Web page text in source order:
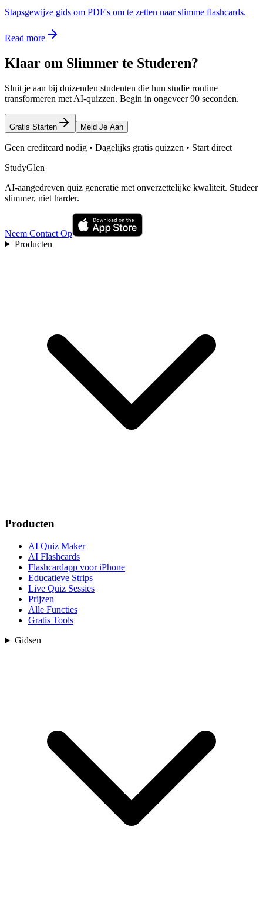
Stapsgewijze gids om PDF's om te zetten naar slimme flashcards.
Read more
Klaar om Slimmer te Studeren?
Sluit je aan bij duizenden studenten die hun studie routine
transformeren met AI-quizzen. Begin in ongeveer 90 seconden.
Gratis Starten Meld Je Aan
Geen creditcard nodig • Dagelijks gratis quizzen • Start direct
StudyGlen
AI-aangedreven quiz generatie met onverzettelijke kwaliteit. Studeer
slimmer, niet harder.
Neem Contact Op
Producten
Producten
AI Quiz Maker
AI Flashcards
Flashcardapp voor iPhone
Educatieve Strips
Live Quiz Sessies
Prijzen
Alle Functies
Gratis Tools
Gidsen